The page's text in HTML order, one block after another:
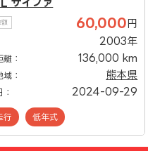
サイファ
60,000 円
2003年
： 136,000 km
域： 熊本県
2024-09-29
行 低年式